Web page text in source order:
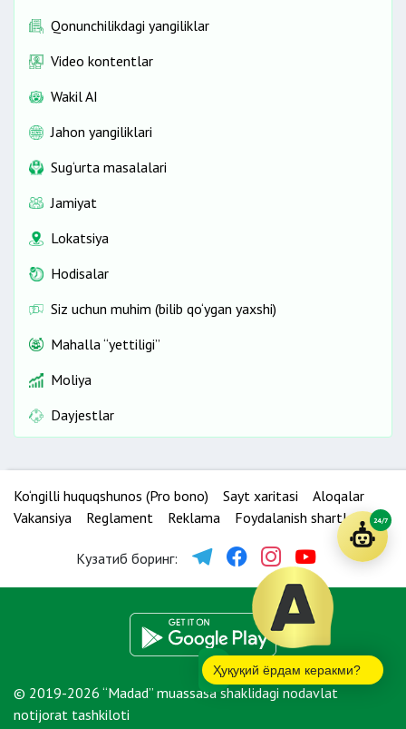
Qonunchilikdagi yangiliklar
Video kontentlar
Wakil AI
Jahon yangiliklari
Sug‘urta masalalari
Jamiyat
Lokatsiya
Hodisalar
Siz uchun muhim (bilib qo‘ygan yaxshi)
Mahalla “yettiligi”
Moliya
Dayjestlar
Ko‘ngilli huquqshunos (Pro bono) Sayt xaritasi
Aloqalar
Vakansiya
Reglament Reklama Foydalanish shartlari
Кузатиб боринг:
© 2019-2026 “Madad” muassasa shaklidagi nodavlat
notijorat tashkiloti
Ҳуқуқий ёрдам керакми?
24/7